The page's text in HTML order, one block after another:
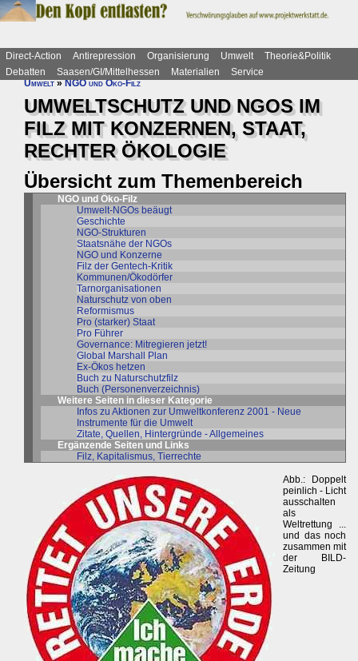
Direct-Action Antirepression Organisierung Umwelt
Theorie&Politik
Debatten
Saasen/GI/Mittelhessen Materialien
Service
Umwelt»NGO und Öko-Filz
UMWELTSCHUTZ UND NGOS IM
FILZ MIT KONZERNEN, STAAT,
RECHTER ÖKOLOGIE
Übersicht zum Themenbereich
NGO und Öko-Filz
Umwelt-NGOs beäugt
Geschichte
NGO-Strukturen
Staatsnähe der NGOs
NGO und Konzerne
Filz der Gentech-Kritik
Kommunen/Ökodörfer
Tarnorganisationen
Naturschutz von oben
Reformismus
Pro (starker) Staat
Pro Führer
Governance: Mitregieren jetzt!
Global Marshall Plan
Ex-Ökos hetzen
Buch zu Naturschutzfilz
Buch (Personenverzeichnis)
Weitere Seiten in dieser Kategorie
Infos zu Aktionen zur Umweltkonferenz 2001 - Neue
Instrumente für die Umwelt
Zitate, Quellen, Hintergründe - Allgemeines
Ergänzende Seiten und Links
Filz, Kapitalismus, Tierrechte
Abb.: Doppelt
peinlich - Licht
ausschalten
als
Weltrettung ...
und das noch
zusammen mit
der BILD-
Zeitung